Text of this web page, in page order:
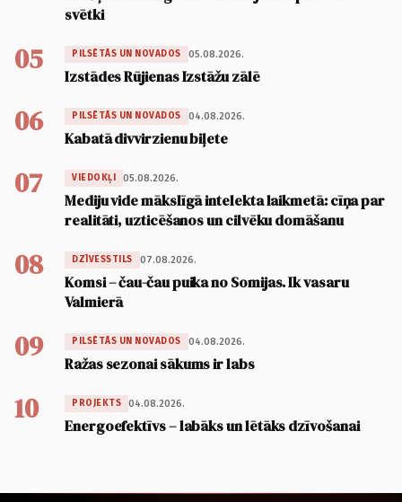
svētki
05 PILSĒTĀS UN NOVADOS 05.08.2026.
Izstādes Rūjienas Izstāžu zālē
06 PILSĒTĀS UN NOVADOS 04.08.2026.
Kabatā divvirzienu biļete
07 VIEDOKĻI 05.08.2026.
Mediju vide mākslīgā intelekta laikmetā: cīņa par
realitāti, uzticēšanos un cilvēku domāšanu
08 DZĪVESSTILS 07.08.2026.
Komsi – čau-čau puika no Somijas. Ik vasaru
Valmierā
09 PILSĒTĀS UN NOVADOS 04.08.2026.
Ražas sezonai sākums ir labs
10 PROJEKTS 04.08.2026.
Energoefektīvs – labāks un lētāks dzīvošanai